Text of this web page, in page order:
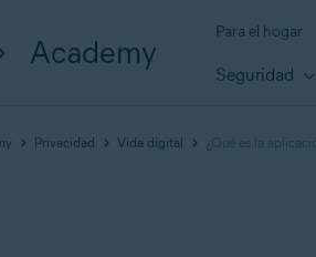
Academy
Para el hogar
Seguridad
Privacidad Vida digital ¿Qué es la